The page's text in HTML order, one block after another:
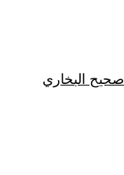
صحيح البخاري